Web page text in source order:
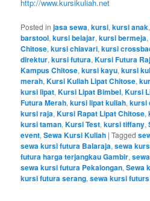
http://www.kursikuliah.net
Posted in jasa sewa,kursi,kursi anak
barstool,kursi belajar,kursi bermeja,
Chitose,kursi chiavari,kursi
direktur,kursi futura,Kursi Futura
Kampus Chitose,kursi kayu,kursi
merah,Kursi Kuliah Lipat Chitose,
kursi lipat,Kursi Lipat Bimbel,Kursi
Futura Merah,kursi lipat kuliah,kursi
kursi raja,Kursi Rapat Lipat Chitose,
kursi taman,Kursi Test,kursi tiffany,
event,Sewa Kursi Kuliah |Tagged
sewa kursi futura Balaraja,sewa
futura harga terjangkau Gambir,
sewa kursi futura Pekalongan,Sewa
kursi futura serang,sewa kursi